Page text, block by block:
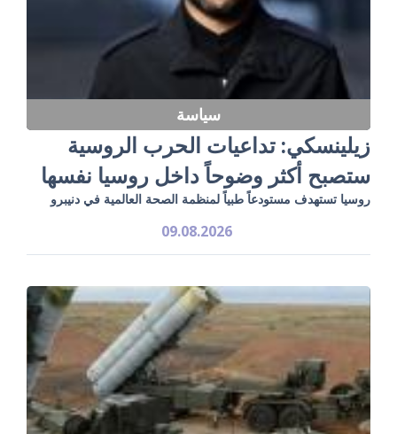
سياسة
زيلينسكي: تداعيات الحرب الروسية
ستصبح أكثر وضوحاً داخل روسيا نفسها
روسيا تستهدف مستودعاً طبياً لمنظمة الصحة العالمية في دنيبرو
09.08.2026